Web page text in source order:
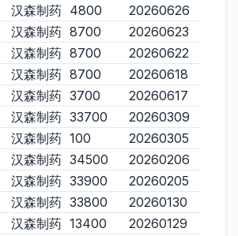
汉森制药 4800
20260626
汉森制药 8700
20260623
汉森制药 8700
20260622
汉森制药 8700
20260618
汉森制药 3700
20260617
汉森制药 33700
20260309
汉森制药 100
20260305
汉森制药 34500
20260206
汉森制药 33900
20260205
汉森制药 33800
20260130
汉森制药 13400
20260129